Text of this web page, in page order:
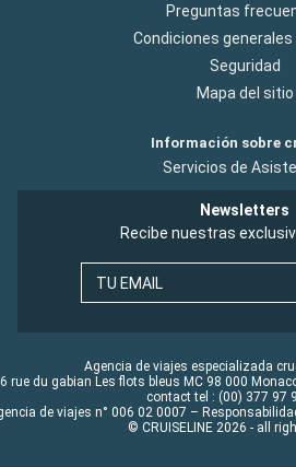
Preguntas
Condiciones generales
Seguridad
Mapa del sitio
Información sobre
Servicios de
Newsletters
Recibe nuestras
TU EMAIL
Agencia de viajes especializada
rue du gabian Les flots bleus MC 98 000
contact tel : (00) 377 97
de viajes n° 006 02 0007 –
© CRUISELINE 2026 - all